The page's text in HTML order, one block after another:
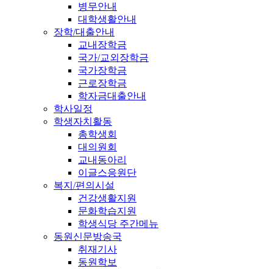
병무안내
대학생활안내
장학/대출안내
교내장학금
국가/교외장학금
국가장학금
근로장학금
학자금대출안내
학사일정
학생자치활동
총학생회
대의원회
교내동아리
이글스응원단
복지/편의시설
건강생활지원
문화학습지원
학생식당 주간메뉴
동원신문방송국
취재기사
동원학보